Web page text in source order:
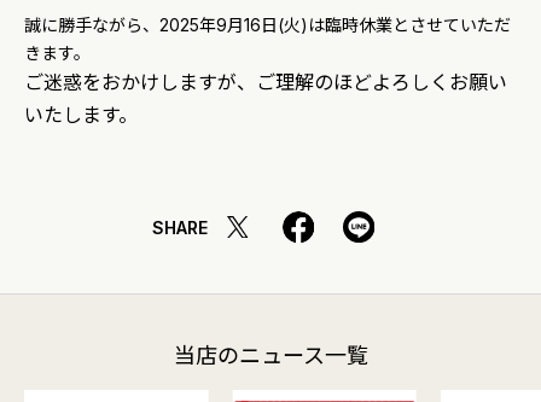
誠に勝手ながら、2025年9月16日(火)は臨時休業とさせていただ
きます。
ご迷惑をおかけしますが、ご理解のほどよろしくお願い
いたします。
SHARE
当店のニュース一覧